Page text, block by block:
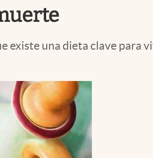
existe una dieta clave para